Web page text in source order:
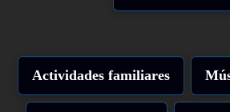
Actividades familiares